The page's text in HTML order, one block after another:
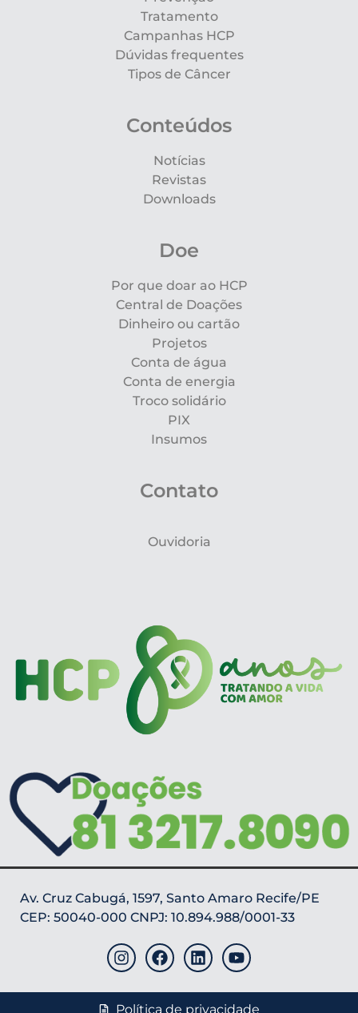
Tratamento
Campanhas HCP
Dúvidas frequentes
Tipos de Câncer
Conteúdos
Notícias
Revistas
Downloads
Doe
Por que doar ao HCP
Central de Doações
Dinheiro ou cartão
Projetos
Conta de água
Conta de energia
Troco solidário
PIX
Insumos
Contato
Ouvidoria
Av. Cruz Cabugá, 1597, Santo Amaro Recife/PE
CEP: 50040-000 CNPJ: 10.894.988/0001-33
Política de privacidade